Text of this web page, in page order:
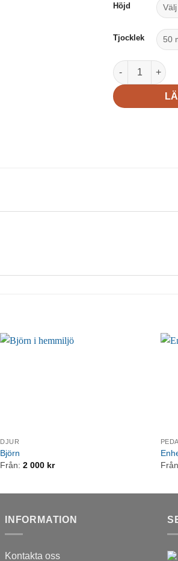
Höjd
Tjocklek
Hästar mängd
DJUR
Björn
Från:2 000 kr
INFORMATION
Kontakta oss